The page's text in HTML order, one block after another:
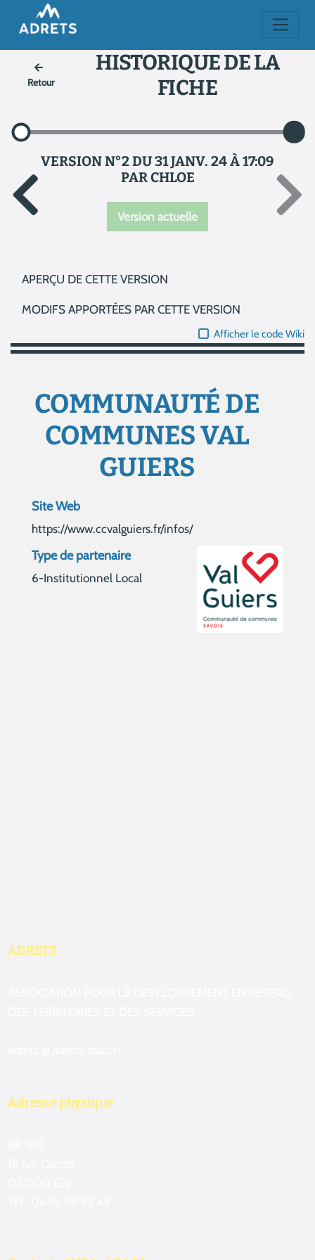
Retour
HISTORIQUE DE LA
FICHE
VERSION N°2 DU 31 JANV. 24 À 17:09
PAR CHLOE
Version actuelle
APERÇU DE CETTE VERSION
MODIFS APPORTÉES PAR CETTE VERSION
Afficher le code Wiki
COMMUNAUTÉ DE
COMMUNES VAL
GUIERS
Site Web
https://www.ccvalguiers.fr/infos/
Type de partenaire
6-Institutionnel Local
ADRETS
Adresse physique